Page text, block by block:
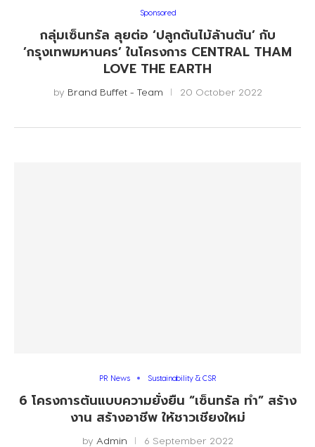
Sponsored
กลุ่มเซ็นทรัล ลุยต่อ ‘ปลูกต้นไม้ล้านต้น’ กับ
’กรุงเทพมหานคร’ ในโครงการ CENTRAL THAM
LOVE THE EARTH
by Brand Buffet - Team 20 October 2022
PR News Sustainability & CSR
6 โครงการต้นแบบความยั่งยืน “เซ็นทรัล ทำ” สร้าง
งาน สร้างอาชีพ ให้ชาวเชียงใหม่
by Admin 6 September 2022